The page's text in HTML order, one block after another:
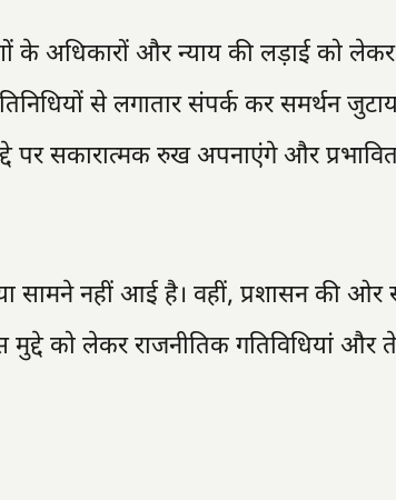
के अधिकारों और न्याय की लड़ाई को लेकर
से लगातार संपर्क कर समर्थन
पर सकारात्मक रुख अपनाएंगे और
सामने नहीं आई है। वहीं, प्रशासन की ओर
मुद्दे को लेकर राजनीतिक गतिविधियां और